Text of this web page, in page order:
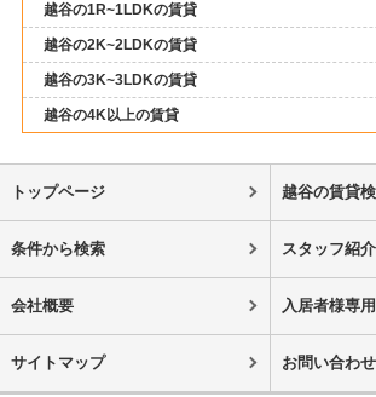
越谷の1R~1LDKの賃貸
越谷の2K~2LDKの賃貸
越谷の3K~3LDKの賃貸
越谷の4K以上の賃貸
トップページ 越谷の賃貸
条件から検索 スタッフ紹介
会社概要 入居者様専用
サイトマップ お問い合わせ